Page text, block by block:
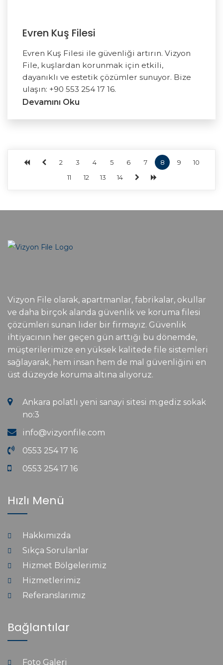
Evren Kuş Filesi
Evren Kuş Filesi ile güvenliği artırın. Vizyon
File, kuşlardan korunmak için etkili,
dayanıklı ve estetik çözümler sunuyor. Bize
ulaşın: +90 553 254 17 16.
Devamını Oku
2 3 4 5 6 7 8 9
10
11
12 13 14
Vizyon File olarak, apartmanlar, fabrikalar, okullar
ve daha birçok alanda güvenlik ve koruma filesi
çözümleri sunan lider bir firmayız. Güvenlik
ihtiyacının her geçen gün arttığı bu dönemde,
müşterilerimize en yüksek kalitede file sistemleri
sağlayarak, hem insan hem de mal güvenliğini en
üst düzeyde koruma altına alıyoruz.
Ankara polatlı yeni sanayi sitesi m.gediz sokak
no:3
info@vizyonfile.com
0553 254 17 16
0553 254 17 16
Hızlı Menü
Hakkımızda
Sıkça Sorulanlar
Hizmet Bölgelerimiz
Hizmetlerimiz
Referanslarımız
Bağlantılar
Foto Galeri